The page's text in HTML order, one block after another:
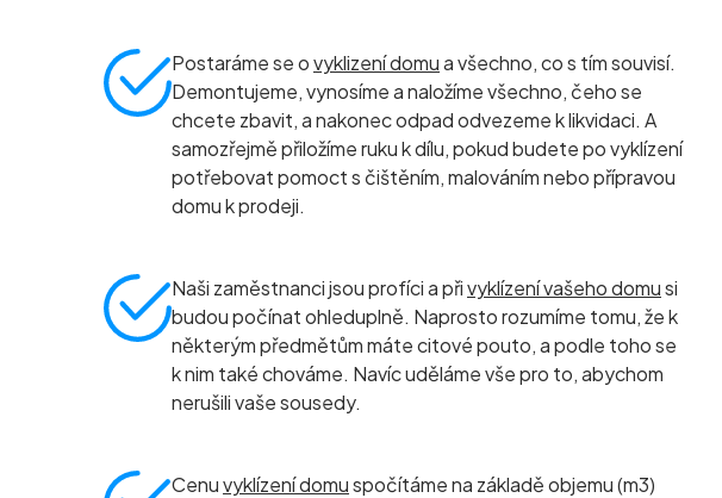
Postaráme se ovyklizení domua všechno, co s tím souvisí.
Demontujeme, vynosíme a naložíme všechno, čeho se
chcete zbavit, a nakonec odpad odvezeme k likvidaci. A
samozřejmě přiložíme ruku k dílu, pokud budete po vyklízení
potřebovat pomoct s čištěním, malováním nebo přípravou
domu k prodeji.
Naši zaměstnanci jsou profíci a přivyklízení vašeho domusi
budou počínat ohleduplně. Naprosto rozumíme tomu, že k
některým předmětům máte citové pouto, a podle toho se
k nim také chováme. Navíc uděláme vše pro to, abychom
nerušili vaše sousedy.
Cenuvyklízení domuspočítáme na základě objemu (m3)